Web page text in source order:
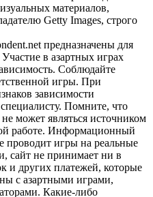
материалов,
Getty Images, строго
предназначены для
в азартных играх
Соблюдайте
игры. При
зависимости
Помните, что
может являться источником
работе. Информационный
проводит игры на реальные
сайт не принимает ни в
и других платежей, которые
с азартными играми,
Какие-либо